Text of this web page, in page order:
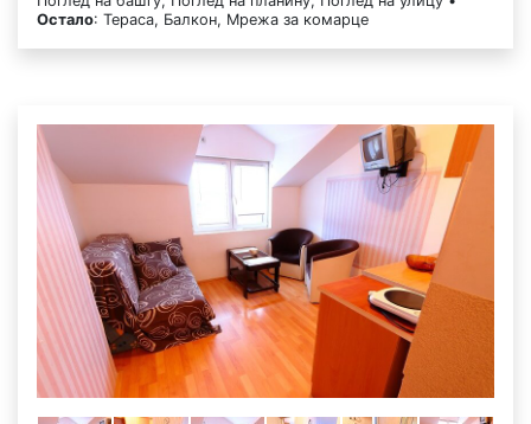
Остало: Тераса, Балкон, Мрежа за комарце